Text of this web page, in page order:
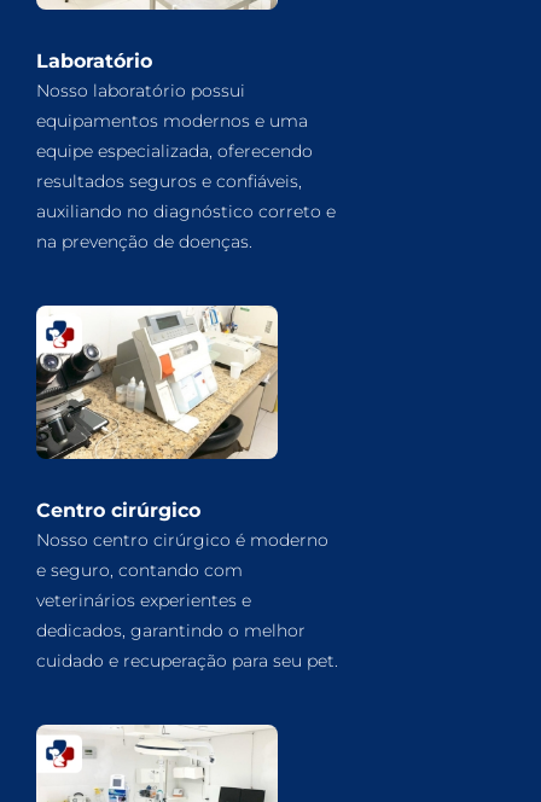
Laboratório
Nosso laboratório possui
equipamentos modernos e uma
equipe especializada, oferecendo
resultados seguros e confiáveis,
auxiliando no diagnóstico correto e
na prevenção de doenças.
Centro cirúrgico
Nosso centro cirúrgico é moderno
e seguro, contando com
veterinários experientes e
dedicados, garantindo o melhor
cuidado e recuperação para seu pet.